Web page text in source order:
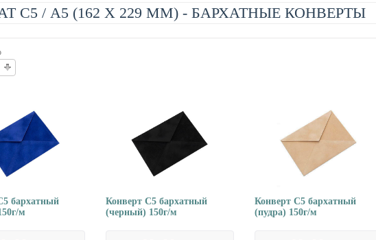
С5 / А5 (162 X 229 ММ) - БАРХАТНЫЕ КОНВЕРТЫ
бархатный
м
Конверт С5 бархатный
(черный) 150г/м
Конверт С5 бархатный
(пудра) 150г/м